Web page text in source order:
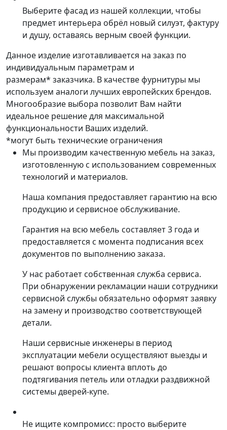
Выберите фасад из нашей коллекции, чтобы
предмет интерьера обрёл новый силуэт, фактуру
и душу, оставаясь верным своей функции.
Данное изделие изготавливается на заказ по
индивидуальным параметрам и
размерам* заказчика. В качестве фурнитуры мы
используем аналоги лучших европейских брендов.
Многообразие выбора позволит Вам найти
идеальное решение для максимальной
функциональности Ваших изделий.
*могут быть технические ограничения
Мы производим качественную мебель на заказ,
изготовленную с использованием современных
технологий и материалов.
Наша компания предоставляет гарантию на всю
продукцию и сервисное обслуживание.
Гарантия на всю мебель составляет 3 года и
предоставляется с момента подписания всех
документов по выполнению заказа.
У нас работает собственная служба сервиса.
При обнаружении рекламации наши сотрудники
сервисной службы обязательно оформят заявку
на замену и производство соответствующей
детали.
Наши сервисные инженеры в период
эксплуатации мебели осуществляют выезды и
решают вопросы клиента вплоть до
подтягивания петель или отладки раздвижной
системы дверей-купе.
Не ищите компромисс: просто выберите